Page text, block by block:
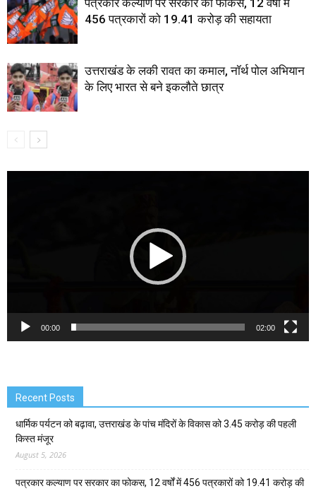
पत्रकार कल्याण पर सरकार का फोकस, 12 वर्षों में
456 पत्रकारों को 19.41 करोड़ की सहायता
उत्तराखंड के लकी रावत का कमाल, नॉर्थ पोल अभियान
के लिए भारत से बने इकलौते छात्र
00:00 02:00
Recent Posts
धार्मिक पर्यटन को बढ़ावा, उत्तराखंड के पांच मंदिरों के विकास को 3.45 करोड़ की पहली
किस्त मंजूर
August 5, 2026
पत्रकार कल्याण पर सरकार का फोकस, 12 वर्षों में 456 पत्रकारों को 19.41 करोड़ की